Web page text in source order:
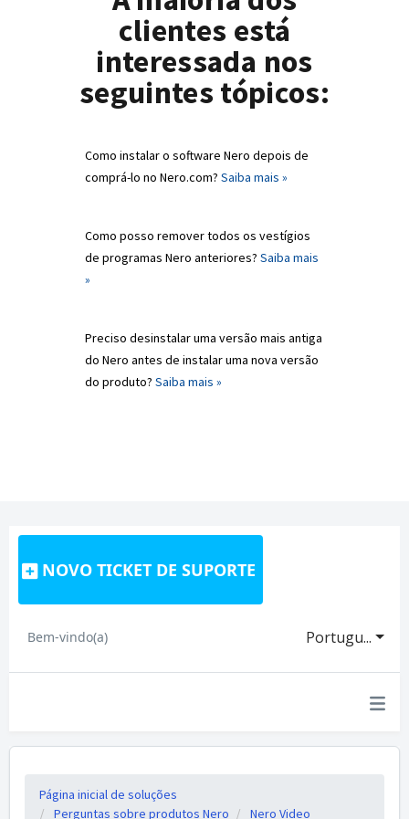
clientes está
interessada nos
seguintes tópicos:
Como instalar o software Nero depois de
comprá-lo no Nero.com? Saiba mais »
Como posso remover todos os vestígios
de programas Nero anteriores? Saiba mais
»
Preciso desinstalar uma versão mais antiga
do Nero antes de instalar uma nova versão
do produto? Saiba mais »
NOVO TICKET DE SUPORTE
Portugu...
Bem-vindo(a)
Página inicial de soluções
Perguntas sobre produtos Nero
Nero Video